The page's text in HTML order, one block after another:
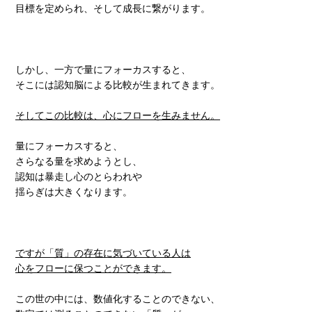
目標を定められ、そして成長に繋がります。
しかし、一方で量にフォーカスすると、
そこには認知脳による比較が生まれてきます。
そしてこの比較は、心にフローを生みません。
量にフォーカスすると、
さらなる量を求めようとし、
認知は暴走し心のとらわれや
揺らぎは大きくなります。
ですが「質」の存在に気づいている人は
心をフローに保つことができます。
この世の中には、数値化することのできない、